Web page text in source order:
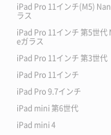
iPad Pro 11インチ(M5)
ラス
iPad Pro 11インチ 第5世
eガラス
iPad Pro 11インチ 第3世代
iPad Pro 11インチ
iPad Pro 9.7インチ
iPad mini 第6世代
iPad mini 4